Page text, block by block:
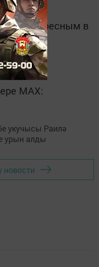
и интересным в
в
MАХ:
новости